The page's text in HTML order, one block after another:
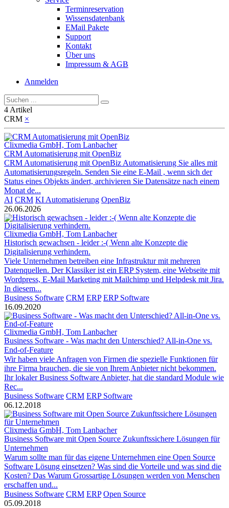
Terminreservation
Wissensdatenbank
EMail Pakete
Support
Kontakt
Über uns
Impressum & AGB
Anmelden
4 Artikel
CRM ×
Clixmedia GmbH, Tom Lanbacher
CRM Automatisierung mit OpenBiz
CRM Automatisierung mit OpenBiz Automatisierung Sie alles mit
Automatisierungsregeln. Senden Sie eine E-Mail , wenn sich der
Status eines Objekts ändert, archivieren Sie Datensätze nach einem
Monat de...
AI CRM KI Automatisierung OpenBiz
26.06.2026
Clixmedia GmbH, Tom Lanbacher
Historisch gewachsen - leider :-( Wenn alte Konzepte die
Digitalisierung verhindern.
Viele Unternehmen betreiben eine Infrastruktur mit mehreren
Datenquellen. Der Klassiker ist ein ERP System, eine Webseite mit
Wordpress, E-Mail Marketing mit Mailchimp und Helpdesk mit Jira.
In diesem...
Business Software CRM ERP ERP Software
16.09.2020
Clixmedia GmbH, Tom Lanbacher
Business Software - Was macht den Unterschied? All-in-One vs.
End-of-Feature
Wir haben viele Anfragen von Firmen die spezielle Funktionen für
ihre Firma brauchen, die sie von Ihrem Anbieter nicht bekommen.
Ihr lokaler Business Software Anbieter, hat die standard Module wie
Rec...
Business Software CRM ERP Software
06.12.2018
Clixmedia GmbH, Tom Lanbacher
Business Software mit Open Source Zukunftssichere Lösungen für
Unternehmen
Warum sollte man für das eigene Unternehmen eine Open Source
Software Lösung einsetzen? Was sind die Vorteile und was sind die
Kosten? Das Warum Grossartige Lösungen werden von Menschen
erschaffen und...
Business Software CRM ERP Open Source
05.09.2018